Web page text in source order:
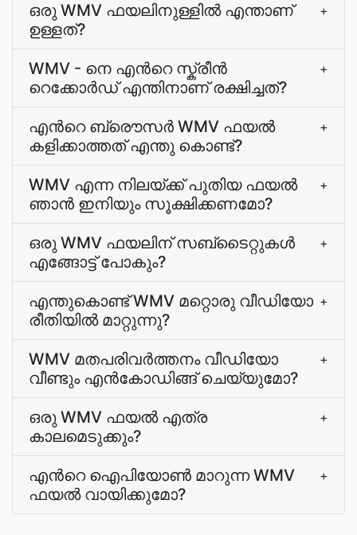
ഒരു WMV ഫയലിനുള്ളില്‍ എന്താണ്
ഉള്ളത്?
+
WMV - നെ എന്‍റെ സ്ക്രീന്‍
റെക്കോര്‍ഡ് എന്തിനാണ് രക്ഷിച്ചത്?
+
എന്‍റെ ബ്രൌസര്‍ WMV ഫയല്‍
കളിക്കാത്തത് എന്തു കൊണ്ട്?
+
WMV എന്ന നിലയ്ക്ക് പുതിയ ഫയല്‍
ഞാന്‍ ഇനിയും സൂക്ഷിക്കണമോ?
+
ഒരു WMV ഫയലിന് സബ്ടൈറ്റുകള്‍
എങ്ങോട്ട് പോകും?
+
എന്തുകൊണ്ട് WMV മറ്റൊരു വീഡിയോ
രീതിയില്‍ മാറ്റുന്നു?
+
WMV മതപരിവർത്തനം വീഡിയോ
വീണ്ടും എന്‍കോഡിങ്ങ് ചെയ്യുമോ?
+
ഒരു WMV ഫയല്‍ എത്ര
കാലമെടുക്കും?
+
എന്‍റെ ഐപിയോണ്‍ മാറുന്ന WMV
ഫയല്‍ വായിക്കുമോ?
+